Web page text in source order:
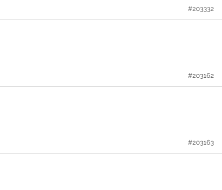
#203332
#203162
#203163